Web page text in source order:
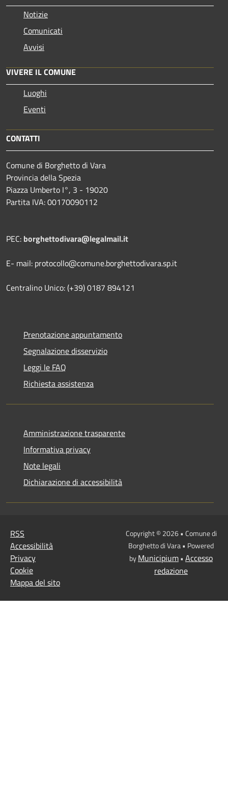
Notizie
Comunicati
Avvisi
VIVERE IL COMUNE
Luoghi
Eventi
CONTATTI
Comune di Borghetto di Vara
Provincia della Spezia
Piazza Umberto I°, 3 - 19020
Partita IVA: 00170090112
PEC: borghettodivara@legalmail.it
E- mail: protocollo@comune.borghettodivara.sp.it
Centralino Unico: (+39) 0187 894121
Prenotazione appuntamento
Segnalazione disservizio
Leggi le FAQ
Richiesta assistenza
Amministrazione trasparente
Informativa privacy
Note legali
Dichiarazione di accessibilità
RSS
Accessibilità
Privacy
Cookie
Mappa del sito
Copyright © 2026 • Comune di
Borghetto di Vara • Powered
byMunicipium• Accesso
redazione